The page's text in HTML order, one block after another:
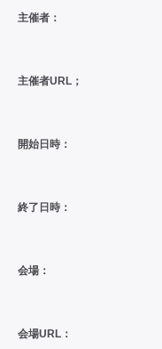
主催者：
主催者URL；
開始日時：
終了日時：
会場：
会場URL：